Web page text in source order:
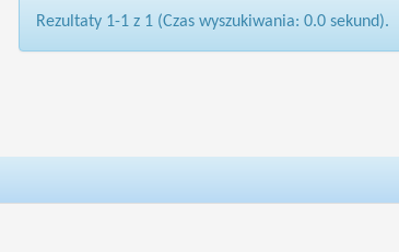
Rezultaty 1-1 z 1 (Czas wyszukiwania: 0.0 sekund).